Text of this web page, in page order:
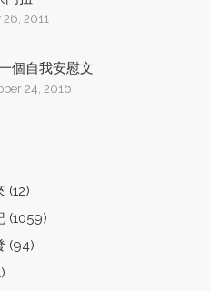
26, 2011
個自我安慰文
24, 2016
(12)
(1059)
(94)